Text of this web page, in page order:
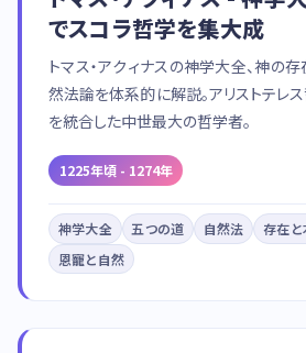
でスコラ哲学を集大成
トマス・アクィナスの神学大全、神の存
然法論を体系的に解説。アリストテレ
を統合した中世最大の哲学者。
1225年頃 - 1274年
神学大全 五つの道 自然法 存在
恩寵と自然